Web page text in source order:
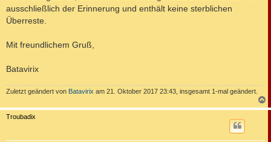
ausschließlich der Erinnerung und enthält keine sterblichen
Überreste.
Mit freundlichem Gruß,
Batavirix
Zuletzt geändert von Batavirix am 21. Oktober 2017 23:43, insgesamt 1-mal geändert.
a
Troubadix